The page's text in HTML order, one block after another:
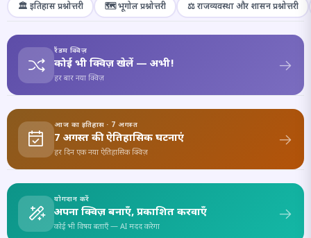
🏛️ इतिहास प्रश्नोत्तरी 🗺️ भूगोल प्रश्नोत्तरी ⚖️ राजव्यवस्था और शासन प्रश्नोत्तरी
रैंडम क्विज़
कोई भी क्विज़ खेलें — अभी!
हर बार नया क्विज़
आज का इतिहास · 7 अगस्त
7 अगस्त की ऐतिहासिक घटनाएं
हर दिन एक नया ऐतिहासिक क्विज़
योगदान करें
अपना क्विज़ बनाएँ, प्रकाशित करवाएँ
कोई भी विषय बताएँ — AI मदद करेगा